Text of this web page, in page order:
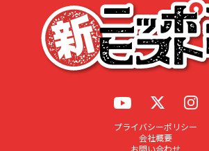
プライバシーポリシー
会社概要